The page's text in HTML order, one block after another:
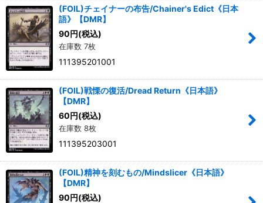
(FOIL)チェイナーの布告/Chainer's Edict《日本
語》【DMR】
90円(税込)
在庫数 7枚
111395201001
(FOIL)戦慄の復活/Dread Return《日本語》
【DMR】
60円(税込)
在庫数 8枚
111395203001
(FOIL)精神を刻むもの/Mindslicer《日本語》
【DMR】
90円(税込)